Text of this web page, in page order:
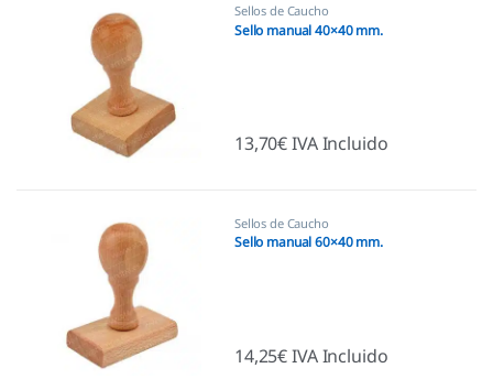
Sellos de Caucho
Sello manual 40×40 mm.
13,70€IVA Incluido
Sellos de Caucho
Sello manual 60×40 mm.
14,25€IVA Incluido